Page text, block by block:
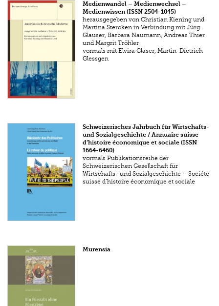
Medienwandel – Medienwechsel –
Medienwissen (ISSN 2504-1045)
herausgegeben von Christian Kiening und
Martina Stercken in Verbindung mit Jürg
Glauser, Barbara Naumann, Andreas Thier
und Margrit Tröhler
vormals mit Elvira Glaser, Martin-Dietrich
Glessgen
Schweizerisches Jahrbuch für Wirtschafts-
und Sozialgeschichte / Annuaire suisse
d’histoire économique et sociale (ISSN
1664-6460)
vormals Publikationsreihe der
Schweizerischen Gesellschaft für
Wirtschafts- und Sozialgeschichte – Société
suisse d’histoire économique et sociale
Murensia